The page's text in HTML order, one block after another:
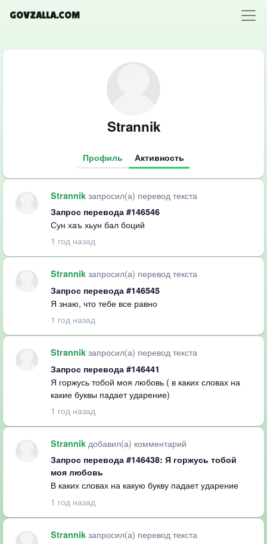
GOVZALLA.COM
Strannik
Профиль Активность
Strannik запросил(а) перевод текста
Запрос перевода #146546
Сун хаъ хьун бал боций
1 год назад
Strannik запросил(а) перевод текста
Запрос перевода #146545
Я знаю, что тебе все равно
1 год назад
Strannik запросил(а) перевод текста
Запрос перевода #146441
Я горжусь тобой моя любовь ( в каких словах на
какие буквы падает ударение)
1 год назад
Strannik добавил(а) комментарий
Запрос перевода #146438: Я горжусь тобой
моя любовь
В каких словах на какую букву падает ударение
1 год назад
Strannik запросил(а) перевод текста